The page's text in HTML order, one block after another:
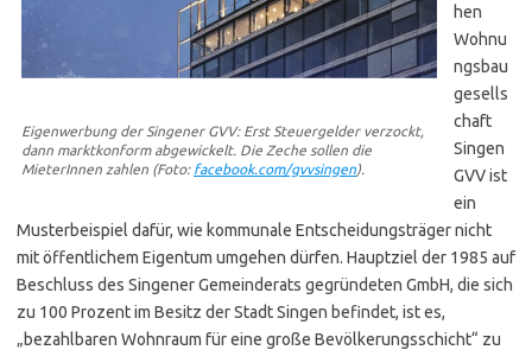
Eigenwerbung der Singener GVV: Erst Steuergelder verzockt,
dann marktkonform abgewickelt. Die Zeche sollen die
MieterInnen zahlen (Foto: facebook.com/gvvsingen).
hen
Wohnu
ngsbau
gesells
chaft
Singen
GVV ist
ein
Musterbeispiel dafür, wie kommunale Entscheidungsträger nicht
mit öffentlichem Eigentum umgehen dürfen. Hauptziel der 1985 auf
Beschluss des Singener Gemeinderats gegründeten GmbH, die sich
zu 100 Prozent im Besitz der Stadt Singen befindet, ist es,
„bezahlbaren Wohnraum für eine große Bevölkerungsschicht“ zu